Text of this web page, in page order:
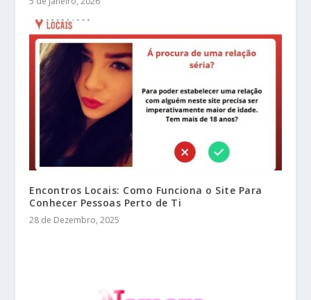
Encontros Locais: Como Funciona o Site Para
Conhecer Pessoas Perto de Ti
28 de Dezembro, 2025